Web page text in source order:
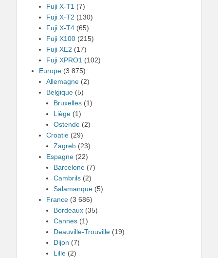
Fuji X-T1 (7)
Fuji X-T2 (130)
Fuji X-T4 (65)
Fuji X100 (215)
Fuji XE2 (17)
Fuji XPRO1 (102)
Europe (3 875)
Allemagne (2)
Belgique (5)
Bruxelles (1)
Liège (1)
Ostende (2)
Croatie (29)
Zagreb (23)
Espagne (22)
Barcelone (7)
Cambrils (2)
Salamanque (5)
France (3 686)
Bordeaux (35)
Cannes (1)
Deauville-Trouville (19)
Dijon (7)
Lille (2)